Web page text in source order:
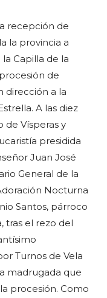
recepción de
la provincia a
Capilla de la
de
dirección a la
A las diez
de Vísperas y
presidida
Juan José
General de la
Nocturna
Santos, párroco
tras el rezo del
Turnos de Vela
madrugada que
procesión. Como